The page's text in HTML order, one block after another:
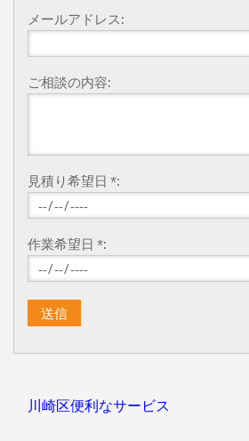
メールアドレス:
ご相談の内容:
見積り希望日 *:
作業希望日 *:
川崎区便利なサービス